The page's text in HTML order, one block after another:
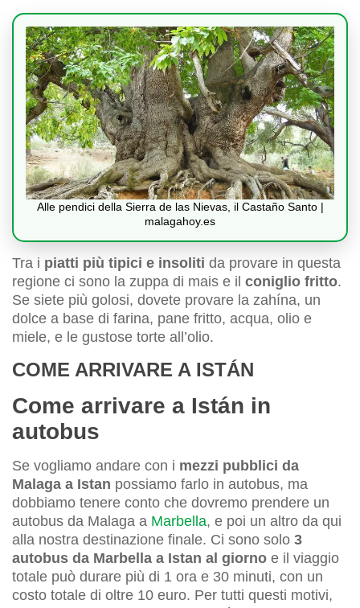
Alle pendici della Sierra de las Nievas, il Castaño Santo |
malagahoy.es
Tra i piatti più tipici e insoliti da provare in questa
regione ci sono la zuppa di mais e il coniglio fritto.
Se siete più golosi, dovete provare la zahína, un
dolce a base di farina, pane fritto, acqua, olio e
miele, e le gustose torte all’olio.
COME ARRIVARE A ISTÁN
Come arrivare a Istán in
autobus
Se vogliamo andare con i mezzi pubblici da
Malaga a Istan possiamo farlo in autobus, ma
dobbiamo tenere conto che dovremo prendere un
autobus da Malaga a Marbella, e poi un altro da qui
alla nostra destinazione finale. Ci sono solo 3
autobus da Marbella a Istan al giorno e il viaggio
totale può durare più di 1 ora e 30 minuti, con un
costo totale di oltre 10 euro. Per tutti questi motivi,